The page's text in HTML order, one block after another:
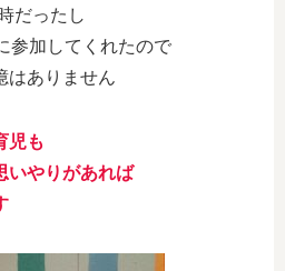
だったし
参加してくれたので
はありません
児も
いやりがあれば